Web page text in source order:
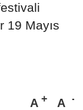
19 Mayıs
A A